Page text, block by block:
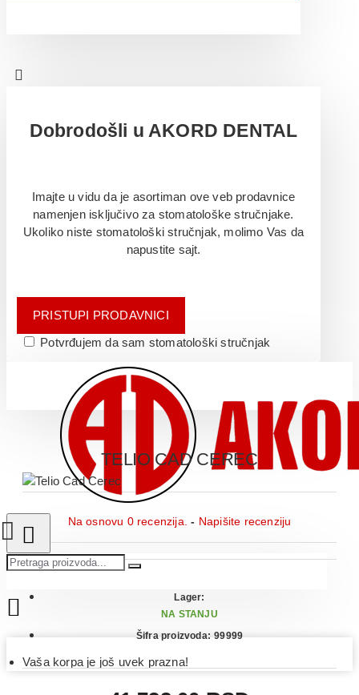
Dobrodošli u AKORD DENTAL
Imajte u vidu da je asortiman ove veb prodavnice
namenjen isključivo za stomatološke stručnjake.
Ukoliko niste stomatološki stručnjak, molimo Vas da
napustite sajt.
PRISTUPI PRODAVNICI
Potvrđujem da sam stomatološki stručnjak
Vaša korpa je još uvek prazna!
TELIO CAD CEREC
Na osnovu 0 recenzija. - Napišite recenziju
Lager:
NA STANJU
Šifra proizvoda: 99999